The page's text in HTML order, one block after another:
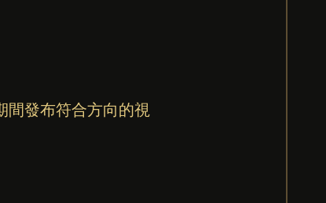
間發布符合方向的視